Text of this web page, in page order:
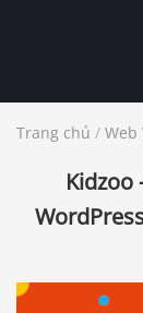
Trang chủ / Web
Kidzoo